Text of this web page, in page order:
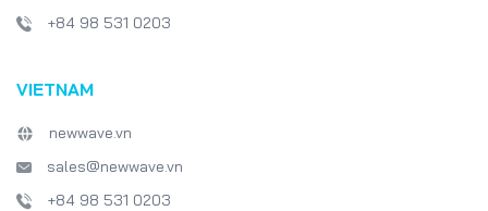
+84 98 531 0203
VIETNAM
newwave.vn
sales@newwave.vn
+84 98 531 0203